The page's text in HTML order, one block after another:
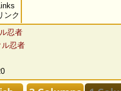
Links
ンク
忍者
ル忍者